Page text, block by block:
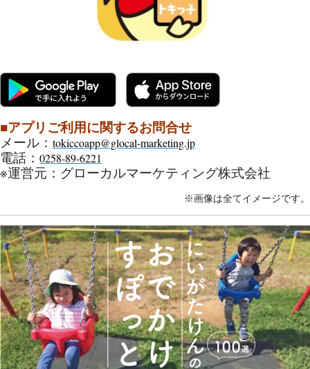
■アプリご利用に関するお問合せ
メール： tokiccoapp@glocal-marketing.jp
電話： 0258-89-6221
※運営元：グローカルマーケティング株式会社
※画像は全てイメージです。